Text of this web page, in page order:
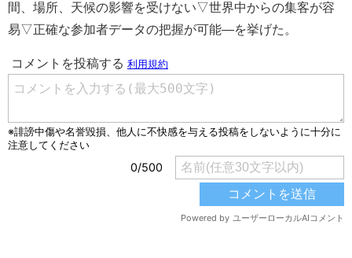
間、場所、天候の影響を受けない▽世界中からの集客が容
易▽正確な参加者データの把握が可能―を挙げた。